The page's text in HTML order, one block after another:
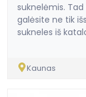
suknelėmis.
galėsite ne tik
sukneles iš
Kaunas